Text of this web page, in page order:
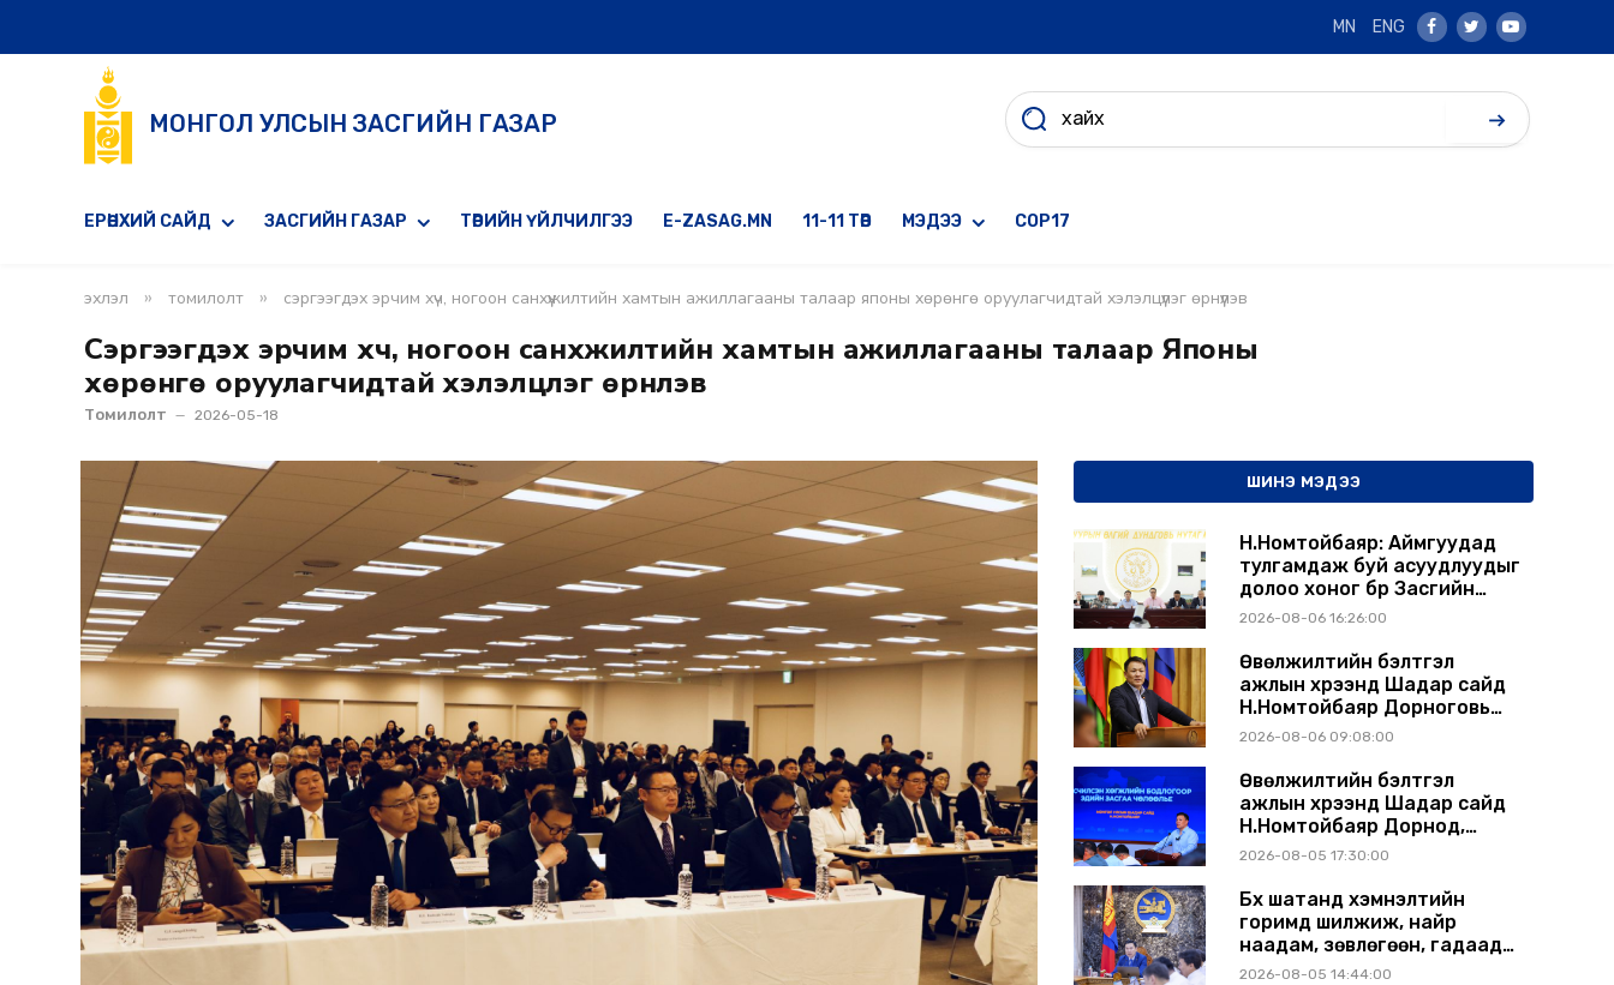
MN ENG
Facebook
TwitterYoutube
МОНГОЛ УЛСЫН ЗАСГИЙН ГАЗАР
ЕРӨНХИЙ САЙД ЗАСГИЙН ГАЗАР ТӨРИЙН ҮЙЛЧИЛГЭЭ E-ZASAG.MN 11-11 ТӨВ МЭДЭЭ COP17
эхлэл » томилолт » сэргээгдэх эрчим хүч, ногоон санхүүжилтийн хамтын ажиллагааны талаар японы хөрөнгө оруулагчидтай хэлэлцүүлэг өрнүүлэв
Сэргээгдэх эрчим хүч, ногоон санхүүжилтийн хамтын ажиллагааны талаар Японы
хөрөнгө оруулагчидтай хэлэлцүүлэг өрнүүлэв
Томилолт 2026-05-18
ШИНЭ МЭДЭЭ
Н.Номтойбаяр: Аймгуудад
тулгамдаж буй асуудлуудыг
долоо хоног бүр Засгийн
газрын хуралдаанд
2026-08-06 16:26:00
Өвөлжилтийн бэлтгэл
ажлын хүрээнд Шадар сайд
Н.Номтойбаяр Дорноговь
аймагт ажиллав
2026-08-06 09:08:00
Өвөлжилтийн бэлтгэл
ажлын хүрээнд Шадар сайд
Н.Номтойбаяр Дорнод,
Сүхбаатар аймагт ажиллав
2026-08-05 17:30:00
Бүх шатанд хэмнэлтийн
горимд шилжиж, найр
наадам, зөвлөгөөн, гадаад
томилолтыг хориглолоо
2026-08-05 14:44:00